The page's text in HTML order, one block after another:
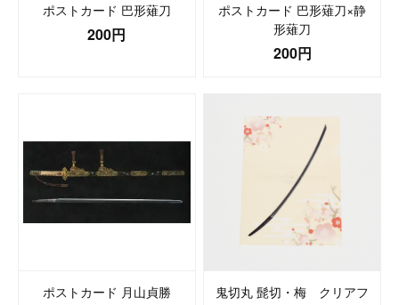
ポストカード 巴形薙刀
200円
ポストカード 巴形薙刀×静
形薙刀
200円
ポストカード 月山貞勝
鬼切丸 髭切・梅 クリアフ